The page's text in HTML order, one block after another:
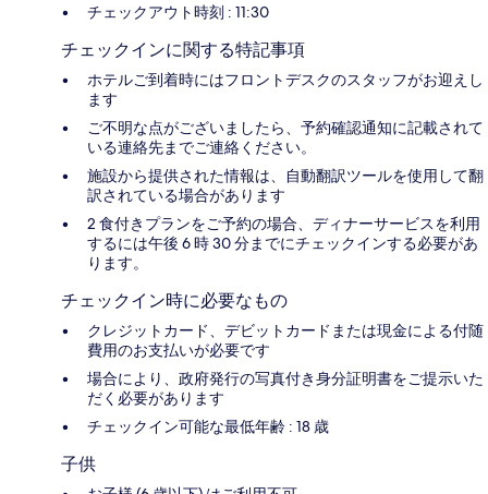
チェックアウト時刻 : 11:30
チェックインに関する特記事項
ホテルご到着時にはフロントデスクのスタッフがお迎えし
ます
ご不明な点がございましたら、予約確認通知に記載されて
いる連絡先までご連絡ください。
施設から提供された情報は、自動翻訳ツールを使用して翻
訳されている場合があります
2 食付きプランをご予約の場合、ディナーサービスを利用
するには午後 6 時 30 分までにチェックインする必要があ
ります。
チェックイン時に必要なもの
クレジットカード、デビットカードまたは現金による付随
費用のお支払いが必要です
場合により、政府発行の写真付き身分証明書をご提示いた
だく必要があります
チェックイン可能な最低年齢 : 18 歳
子供